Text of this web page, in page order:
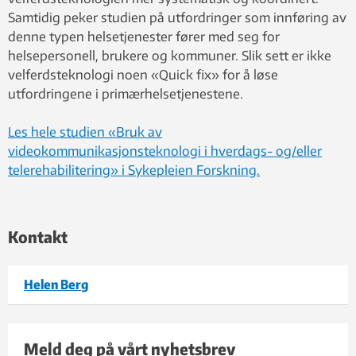
Samtidig peker studien på utfordringer som innføring av
denne typen helsetjenester fører med seg for
helsepersonell, brukere og kommuner. Slik sett er ikke
velferdsteknologi noen «Quick fix» for å løse
utfordringene i primærhelsetjenestene.
Les hele studien «Bruk av
videokommunikasjonsteknologi i hverdags- og/eller
telerehabilitering» i Sykepleien Forskning.
Kontakt
Helen Berg
Meld deg på vårt nyhetsbrev